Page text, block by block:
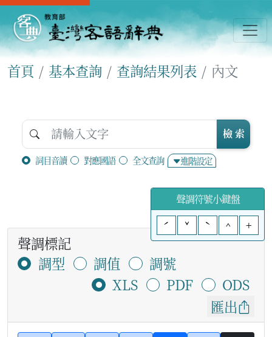
首頁 基本查詢 查詢結果列表 內文
詞目音讀 對應國語 全文查詢 進階設定
檢 索
聲調符號小鍵盤
ˊ
ˇ ˋ ^ +
聲調標記
調型
調值
調號
XLS
PDF
ODS
匯出